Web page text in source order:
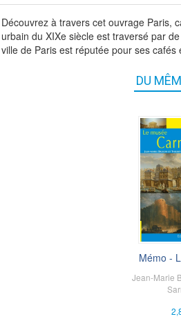
Découvrez à travers cet ouvrage Paris,
urbain du XIXe siècle est traversé par
ville de Paris est réputée pour ses cafés
DU
Mémo -
Jean-Marie